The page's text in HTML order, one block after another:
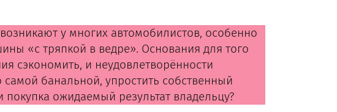
у многих автомобилистов, особенно
«с тряпкой в ведре». Основания для того
сэкономить, и неудовлетворённости
самой банальной, упростить собственный
ожидаемый результат владельцу?